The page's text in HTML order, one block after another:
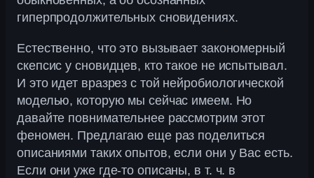
гиперпродолжительных сновидениях.
Естественно, что это вызывает закономерный
скепсис у сновидцев, кто такое не испытывал.
И это идет вразрез с той нейробиологической
моделью, которую мы сейчас имеем. Но
давайте повнимательнее рассмотрим этот
феномен. Предлагаю еще раз поделиться
описаниями таких опытов, если они у Вас есть.
Если они уже где-то описаны, в т. ч. в